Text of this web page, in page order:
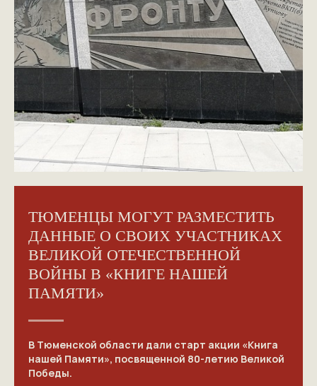
ТЮМЕНЦЫ МОГУТ РАЗМЕСТИТЬ
ДАННЫЕ О СВОИХ УЧАСТНИКАХ
ВЕЛИКОЙ ОТЕЧЕСТВЕННОЙ
ВОЙНЫ В «КНИГЕ НАШЕЙ
ПАМЯТИ»
В Тюменской области дали старт акции «Книга
нашей Памяти», посвященной 80-летию Великой
Победы.